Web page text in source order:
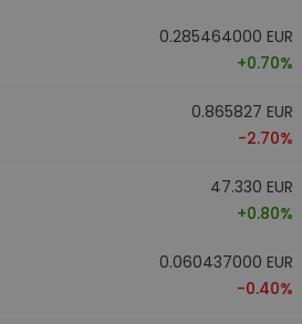
0.285464000 EUR
+0.70%
0.865827 EUR
-2.70%
47.330 EUR
+0.80%
0.060437000 EUR
-0.40%